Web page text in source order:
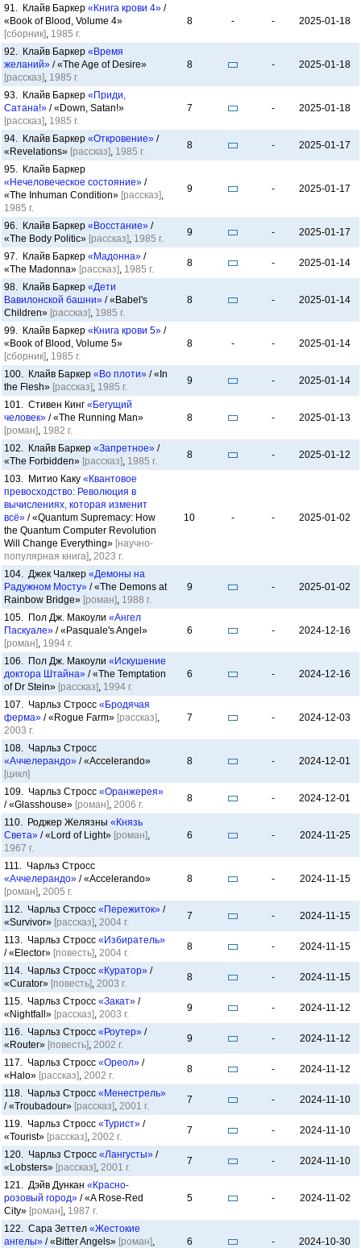
91. Клайв Баркер «Книга крови 4» /
«Book of Blood, Volume 4»
[сборник], 1985 г.
8 - - 2025-01-18
92. Клайв Баркер «Время
желаний» / «The Age of Desire»
[рассказ], 1985 г.
8 - 2025-01-18
93. Клайв Баркер «Приди,
Сатана!» / «Down, Satan!»
[рассказ], 1985 г.
7 - 2025-01-18
94. Клайв Баркер «Откровение» /
«Revelations» [рассказ], 1985 г.
8 - 2025-01-17
95. Клайв Баркер
«Нечеловеческое состояние» /
«The Inhuman Condition» [рассказ],
1985 г.
9 - 2025-01-17
96. Клайв Баркер «Восстание» /
«The Body Politic» [рассказ], 1985 г.
9 - 2025-01-17
97. Клайв Баркер «Мадонна» /
«The Madonna» [рассказ], 1985 г.
8 - 2025-01-14
98. Клайв Баркер «Дети
Вавилонской башни» / «Babel's
Children» [рассказ], 1985 г.
8 - 2025-01-14
99. Клайв Баркер «Книга крови 5» /
«Book of Blood, Volume 5»
[сборник], 1985 г.
8 - - 2025-01-14
100. Клайв Баркер «Во плоти» / «In
the Flesh» [рассказ], 1985 г.
9 - 2025-01-14
101. Стивен Кинг «Бегущий
человек» / «The Running Man»
[роман], 1982 г.
8 - 2025-01-13
102. Клайв Баркер «Запретное» /
«The Forbidden» [рассказ], 1985 г.
8 - 2025-01-12
103. Митио Каку «Квантовое
превосходство: Революция в
вычислениях, которая изменит
всё» / «Quantum Supremacy: How
the Quantum Computer Revolution
Will Change Everything» [научно-
популярная книга], 2023 г.
10 - - 2025-01-02
104. Джек Чалкер «Демоны на
Радужном Мосту» / «The Demons at
Rainbow Bridge» [роман], 1988 г.
9 - 2025-01-02
105. Пол Дж. Макоули «Ангел
Паскуале» / «Pasquale's Angel»
[роман], 1994 г.
6 - 2024-12-16
106. Пол Дж. Макоули «Искушение
доктора Штайна» / «The Temptation
of Dr Stein» [рассказ], 1994 г.
6 - 2024-12-16
107. Чарльз Стросс «Бродячая
ферма» / «Rogue Farm» [рассказ],
2003 г.
7 - 2024-12-03
108. Чарльз Стросс
«Аччелерандо» / «Accelerando»
[цикл]
8 - 2024-12-01
109. Чарльз Стросс «Оранжерея»
/ «Glasshouse» [роман], 2006 г.
8 - 2024-12-01
110. Роджер Желязны «Князь
Света» / «Lord of Light» [роман],
1967 г.
6 - 2024-11-25
111. Чарльз Стросс
«Аччелерандо» / «Accelerando»
[роман], 2005 г.
8 - 2024-11-15
112. Чарльз Стросс «Пережиток» /
«Survivor» [рассказ], 2004 г.
7 - 2024-11-15
113. Чарльз Стросс «Избиратель»
/ «Elector» [повесть], 2004 г.
8 - 2024-11-15
114. Чарльз Стросс «Куратор» /
«Curator» [повесть], 2003 г.
8 - 2024-11-15
115. Чарльз Стросс «Закат» /
«Nightfall» [рассказ], 2003 г.
9 - 2024-11-12
116. Чарльз Стросс «Роутер» /
«Router» [повесть], 2002 г.
9 - 2024-11-12
117. Чарльз Стросс «Ореол» /
«Halo» [рассказ], 2002 г.
8 - 2024-11-12
118. Чарльз Стросс «Менестрель»
/ «Troubadour» [рассказ], 2001 г.
7 - 2024-11-10
119. Чарльз Стросс «Турист» /
«Tourist» [рассказ], 2002 г.
7 - 2024-11-10
120. Чарльз Стросс «Лангусты» /
«Lobsters» [рассказ], 2001 г.
7 - 2024-11-10
121. Дэйв Дункан «Красно-
розовый город» / «A Rose-Red
City» [роман], 1987 г.
5 - 2024-11-02
122. Сара Зеттел «Жестокие
ангелы» / «Bitter Angels» [роман],
6 - 2024-10-30